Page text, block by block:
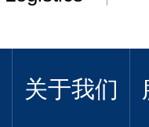
关于我们